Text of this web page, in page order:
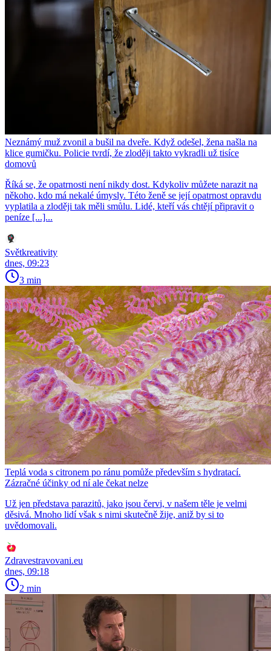
Neznámý muž zvonil a bušil na dveře. Když odešel, žena našla na
klice gumičku. Policie tvrdí, že zloději takto vykradli už tisíce
domovů
Říká se, že opatrnosti není nikdy dost. Kdykoliv můžete narazit na
někoho, kdo má nekalé úmysly. Této ženě se její opatrnost opravdu
vyplatila a zloději tak měli smůlu. Lidé, kteří vás chtějí připravit o
peníze [...]...
Světkreativity
dnes, 09:23
3 min
Teplá voda s citronem po ránu pomůže především s hydratací.
Zázračné účinky od ní ale čekat nelze
Už jen představa parazitů, jako jsou červi, v našem těle je velmi
děsivá. Mnoho lidí však s nimi skutečně žije, aniž by si to
uvědomovali.
Zdravestravovani.eu
dnes, 09:18
2 min